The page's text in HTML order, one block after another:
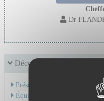
Dr
Découvrir le service
Présentation de l'activité
Équipe Médicale